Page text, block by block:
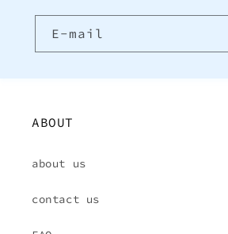
E-mail
ABOUT
about us
contact us